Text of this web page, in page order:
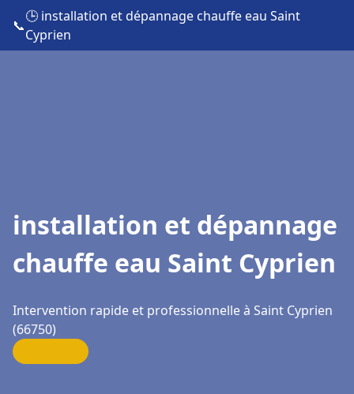
📞
🕒 installation et dépannage chauffe eau Saint
Cyprien
installation et dépannage
chauffe eau Saint Cyprien
Intervention rapide et professionnelle à Saint Cyprien
(66750)